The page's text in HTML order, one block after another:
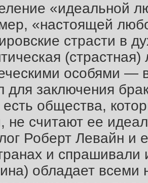
«идеальной
«настоящей
страсти в
особями
для заключения
общества,
не считают ее
Роберт Левайн и
и
обладает всеми